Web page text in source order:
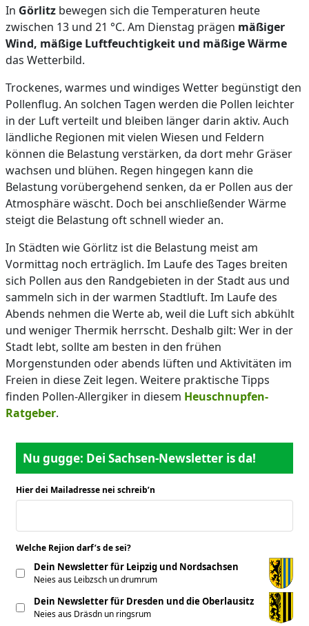
In Görlitz bewegen sich die Temperaturen heute
zwischen 13 und 21 °C. Am Dienstag prägen mäßiger
Wind, mäßige Luftfeuchtigkeit und mäßige Wärme
das Wetterbild.
Trockenes, warmes und windiges Wetter begünstigt den
Pollenflug. An solchen Tagen werden die Pollen leichter
in der Luft verteilt und bleiben länger darin aktiv. Auch
ländliche Regionen mit vielen Wiesen und Feldern
können die Belastung verstärken, da dort mehr Gräser
wachsen und blühen. Regen hingegen kann die
Belastung vorübergehend senken, da er Pollen aus der
Atmosphäre wäscht. Doch bei anschließender Wärme
steigt die Belastung oft schnell wieder an.
In Städten wie Görlitz ist die Belastung meist am
Vormittag noch erträglich. Im Laufe des Tages breiten
sich Pollen aus den Randgebieten in der Stadt aus und
sammeln sich in der warmen Stadtluft. Im Laufe des
Abends nehmen die Werte ab, weil die Luft sich abkühlt
und weniger Thermik herrscht. Deshalb gilt: Wer in der
Stadt lebt, sollte am besten in den frühen
Morgenstunden oder abends lüften und Aktivitäten im
Freien in diese Zeit legen. Weitere praktische Tipps
finden Pollen-Allergiker in diesem Heuschnupfen-
Ratgeber.
Nu gugge: Dei Sachsen-Newsletter is da!
Hier dei Mailadresse nei schreib’n
Welche Rejion darf’s de sei?
Dein Newsletter für Leipzig und Nordsachsen
Neies aus Leibzsch un drumrum
Dein Newsletter für Dresden und die Oberlausitz
Neies aus Dräsdn un ringsrum